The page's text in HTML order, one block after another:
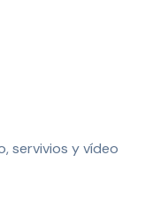
servivios y vídeo